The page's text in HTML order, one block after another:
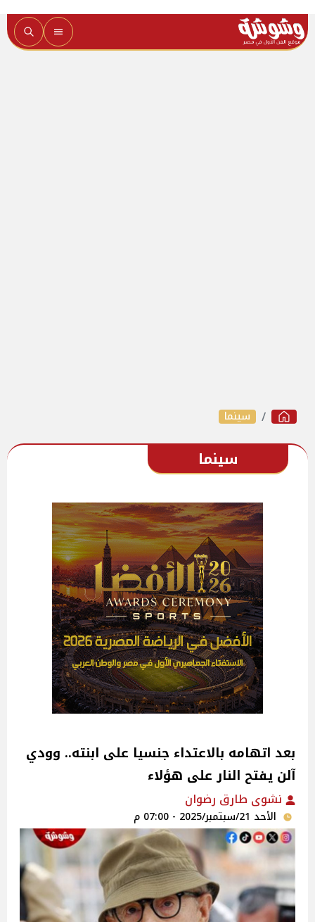
سينما
سينما
بعد اتهامه بالاعتداء جنسيا على ابنته.. وودي
آلن يفتح النار على هؤلاء
نشوى طارق رضوان
الأحد 21/سبتمبر/2025 - 07:00 م